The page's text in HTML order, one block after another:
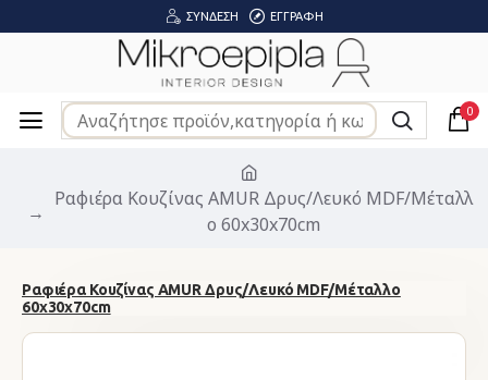
ΣΎΝΔΕΣΗ ΕΓΓΡΑΦΉ
0
Ραφιέρα Κουζίνας AMUR Δρυς/Λευκό MDF/Μέταλλ
ο 60x30x70cm
Ραφιέρα Κουζίνας AMUR Δρυς/Λευκό MDF/Μέταλλο
60x30x70cm